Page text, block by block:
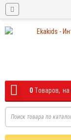
0 Tоваров, на